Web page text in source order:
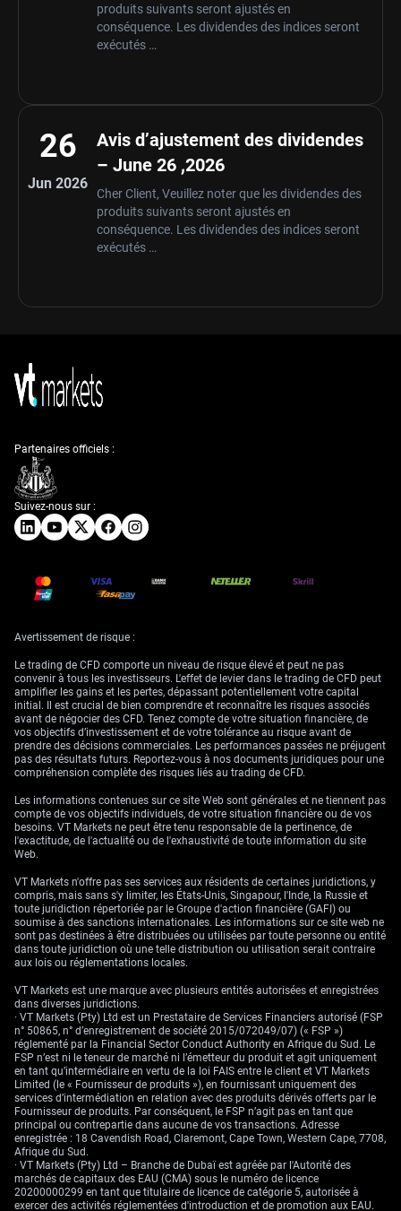
produits suivants seront ajustés en
conséquence. Les dividendes des indices seront
exécutés …
26
Jun 2026
Avis d’ajustement des dividendes
– June 26 ,2026
Cher Client, Veuillez noter que les dividendes des
produits suivants seront ajustés en
conséquence. Les dividendes des indices seront
exécutés …
Suivez-nous sur :
Partenaires officiels :
Avertissement de risque :
Le trading de CFD comporte un niveau de risque élevé et peut ne pas
convenir à tous les investisseurs. L'effet de levier dans le trading de CFD peut
amplifier les gains et les pertes, dépassant potentiellement votre capital
initial. Il est crucial de bien comprendre et reconnaître les risques associés
avant de négocier des CFD. Tenez compte de votre situation financière, de
vos objectifs d’investissement et de votre tolérance au risque avant de
prendre des décisions commerciales. Les performances passées ne préjugent
pas des résultats futurs. Reportez-vous à nos documents juridiques pour une
compréhension complète des risques liés au trading de CFD.
Les informations contenues sur ce site Web sont générales et ne tiennent pas
compte de vos objectifs individuels, de votre situation financière ou de vos
besoins. VT Markets ne peut être tenu responsable de la pertinence, de
l'exactitude, de l'actualité ou de l'exhaustivité de toute information du site
Web.
VT Markets n'offre pas ses services aux résidents de certaines juridictions, y
compris, mais sans s'y limiter, les États-Unis, Singapour, l'Inde, la Russie et
toute juridiction répertoriée par le Groupe d'action financière (GAFI) ou
soumise à des sanctions internationales. Les informations sur ce site web ne
sont pas destinées à être distribuées ou utilisées par toute personne ou entité
dans toute juridiction où une telle distribution ou utilisation serait contraire
aux lois ou réglementations locales.
VT Markets est une marque avec plusieurs entités autorisées et enregistrées
dans diverses juridictions.
· VT Markets (Pty) Ltd est un Prestataire de Services Financiers autorisé (FSP
n° 50865, n° d’enregistrement de société 2015/072049/07) (« FSP »)
réglementé par la Financial Sector Conduct Authority en Afrique du Sud. Le
FSP n’est ni le teneur de marché ni l’émetteur du produit et agit uniquement
en tant qu’intermédiaire en vertu de la loi FAIS entre le client et VT Markets
Limited (le « Fournisseur de produits »), en fournissant uniquement des
services d’intermédiation en relation avec des produits dérivés offerts par le
Fournisseur de produits. Par conséquent, le FSP n’agit pas en tant que
principal ou contrepartie dans aucune de vos transactions. Adresse
enregistrée : 18 Cavendish Road, Claremont, Cape Town, Western Cape, 7708,
Afrique du Sud.
· VT Markets (Pty) Ltd – Branche de Dubaï est agréée par l'Autorité des
marchés de capitaux des EAU (CMA) sous le numéro de licence
20200000299 en tant que titulaire de licence de catégorie 5, autorisée à
exercer des activités réglementées d'introduction et de promotion aux EAU.